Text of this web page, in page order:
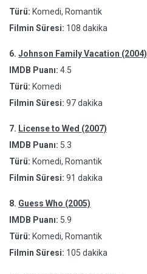
Türü: Komedi, Romantik
Filmin Süresi: 108 dakika
6. Johnson Family Vacation (2004)
IMDB Puanı: 4.5
Türü: Komedi
Filmin Süresi: 97 dakika
7. License to Wed (2007)
IMDB Puanı: 5.3
Türü: Komedi, Romantik
Filmin Süresi: 91 dakika
8. Guess Who (2005)
IMDB Puanı: 5.9
Türü: Komedi, Romantik
Filmin Süresi: 105 dakika